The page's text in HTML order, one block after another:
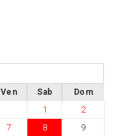
Ven Sab Dom
1
2
7 8
9